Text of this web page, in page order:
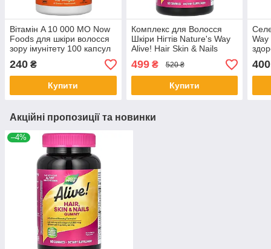
Вiтамiн A 10 000 МО Now
Foods для шкіри волосся
зору імунітету 100 капсул
240 ₴
Купити
Комплекс для Волосся
Шкіри Нігтів Nature's Way
Alive! Hair Skin & Nails
преміальна якість 60
мармеладок
499₴ 520 ₴
Купити
Way
400
Акційні пропозиції та новинки
–4%